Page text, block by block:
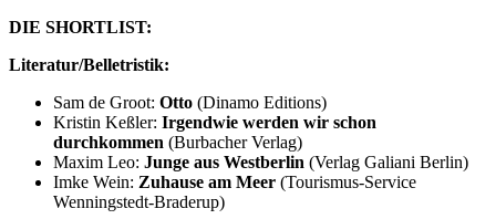
DIE SHORTLIST:
Literatur/Belletristik:
Sam de Groot: Otto (Dinamo Editions)
Kristin Keßler: Irgendwie werden wir schon
durchkommen (Burbacher Verlag)
Maxim Leo: Junge aus Westberlin (Verlag Galiani Berlin)
Imke Wein: Zuhause am Meer (Tourismus-Service
Wenningstedt-Braderup)